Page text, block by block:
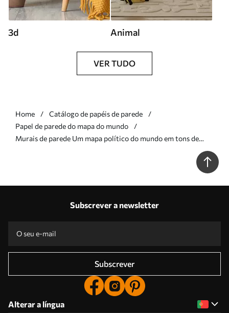
3d Animal
VER TUDO
Home
Catálogo de papéis de parede
Papel de parede do mapa do mundo
Murais de parede Um mapa político do mundo em tons de
Subscrever a newsletter
Subscrever
Alterar a língua